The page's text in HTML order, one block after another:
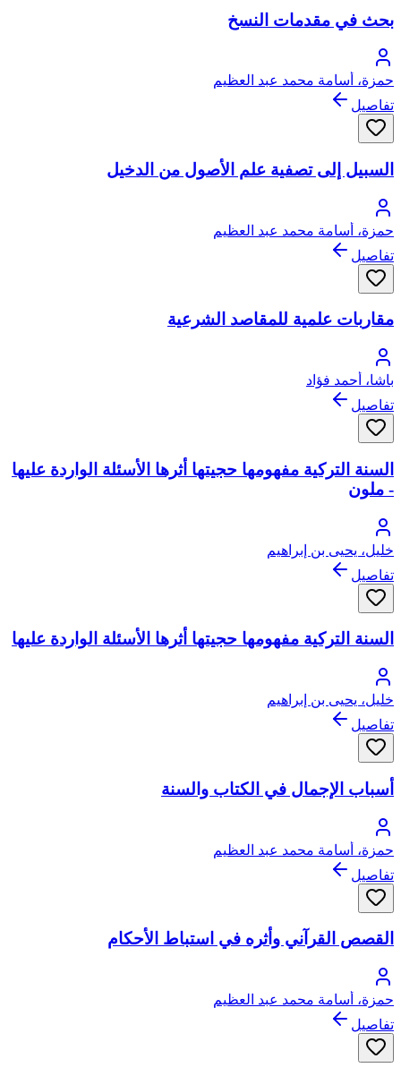
بحث في مقدمات النسخ
حمزة، أسامة محمد عبد العظيم
تفاصيل
السبيل إلى تصفية علم الأصول من الدخيل
حمزة، أسامة محمد عبد العظيم
تفاصيل
مقاربات علمية للمقاصد الشرعية
باشا، أحمد فؤاد
تفاصيل
السنة التركية مفهومها حجيتها أثرها الأسئلة الواردة عليها
- ملون
خليل، يحيى بن إبراهيم
تفاصيل
السنة التركية مفهومها حجيتها أثرها الأسئلة الواردة عليها
خليل، يحيى بن إبراهيم
تفاصيل
أسباب الإجمال في الكتاب والسنة
حمزة، أسامة محمد عبد العظيم
تفاصيل
القصص القرآني وأثره في استباط الأحكام
حمزة، أسامة محمد عبد العظيم
تفاصيل